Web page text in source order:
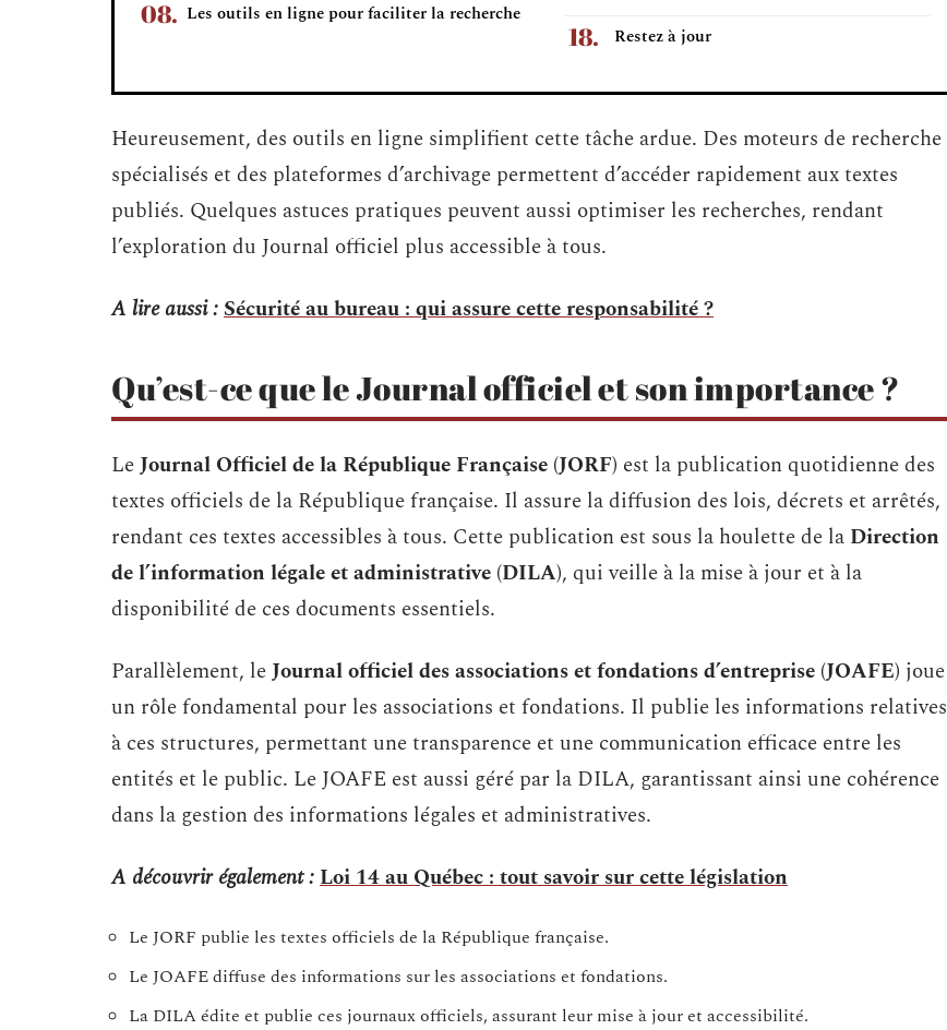
Les outils en ligne pour faciliter la recherche
Restez à jour
Heureusement, des outils en ligne simplifient cette tâche ardue. Des moteurs de recherche
spécialisés et des plateformes d’archivage permettent d’accéder rapidement aux textes
publiés. Quelques astuces pratiques peuvent aussi optimiser les recherches, rendant
l’exploration du Journal officiel plus accessible à tous.
A lire aussi :Sécurité au bureau : qui assure cette responsabilité ?
Qu’est-ce que le Journal officiel et son importance ?
LeJournal Officiel de la République Française (JORF) est la publication quotidienne des
textes officiels de la République française. Il assure la diffusion des lois, décrets et arrêtés,
rendant ces textes accessibles à tous. Cette publication est sous la houlette de la Direction
de l’information légale et administrative (DILA), qui veille à la mise à jour et à la
disponibilité de ces documents essentiels.
Parallèlement, leJournal officiel des associations et fondations d’entreprise (JOAFE) joue
un rôle fondamental pour les associations et fondations. Il publie les informations relatives
à ces structures, permettant une transparence et une communication efficace entre les
entités et le public. Le JOAFE est aussi géré par la DILA, garantissant ainsi une cohérence
dans la gestion des informations légales et administratives.
A découvrir également :Loi 14 au Québec : tout savoir sur cette législation
Le JORF publie les textes officiels de la République française.
Le JOAFE diffuse des informations sur les associations et fondations.
La DILA édite et publie ces journaux officiels, assurant leur mise à jour et accessibilité.